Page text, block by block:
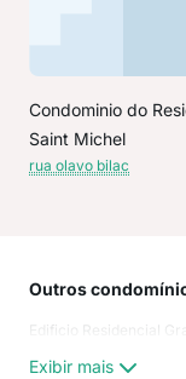
Condominio do
Saint Michel
rua olavo bilac
Outros
Edificio Residencial
Exibir mais